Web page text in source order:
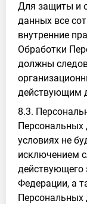
Для защиты и
данных все
внутренние
Обработки
должны
действующим
8.3.
Персональных
условиях не
исключением
действующего
Федерации, а
Персональных